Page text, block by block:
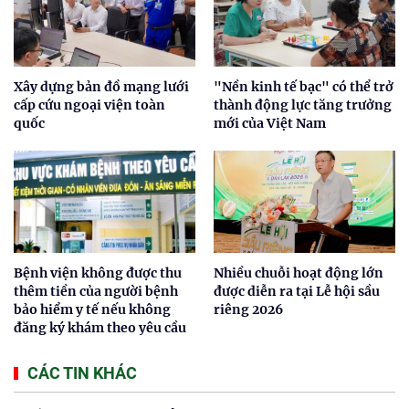
Xây dựng bản đồ mạng lưới
cấp cứu ngoại viện toàn
quốc
"Nền kinh tế bạc" có thể trở
thành động lực tăng trưởng
mới của Việt Nam
Bệnh viện không được thu
thêm tiền của người bệnh
bảo hiểm y tế nếu không
đăng ký khám theo yêu cầu
Nhiều chuỗi hoạt động lớn
được diễn ra tại Lễ hội sầu
riêng 2026
CÁC TIN KHÁC